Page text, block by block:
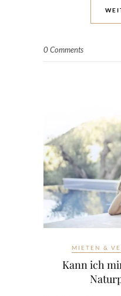
0 Comments
MIETEN &
Kann ich